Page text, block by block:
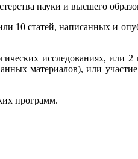
науки и высшего
10 статей, написанных и
исследованиях, или
материалов), или
программ.